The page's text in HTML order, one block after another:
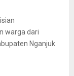
warga dari
Nganjuk